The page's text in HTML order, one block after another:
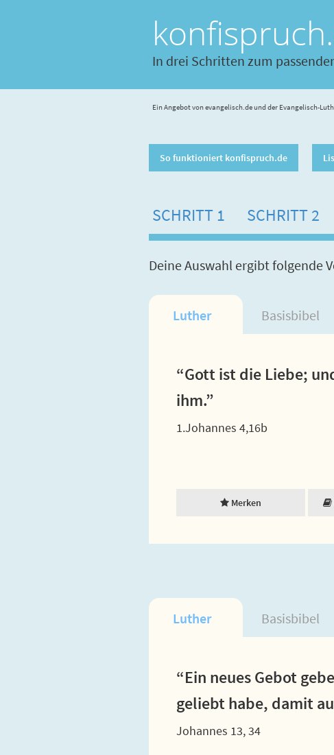
In drei Schritten zum
Ein Angebot von evangelisch.de und der Evangelisch-
So funktioniert konfispruch.de
SCHRITT 1 SCHRITT 2
Deine Auswahl ergibt folgende
Luther Basisbibel
“Gott ist die Liebe;
ihm.”
1.Johannes 4,16b
Merken
Luther Basisbibel
“Ein neues Gebot
geliebt habe, damit
Johannes 13, 34